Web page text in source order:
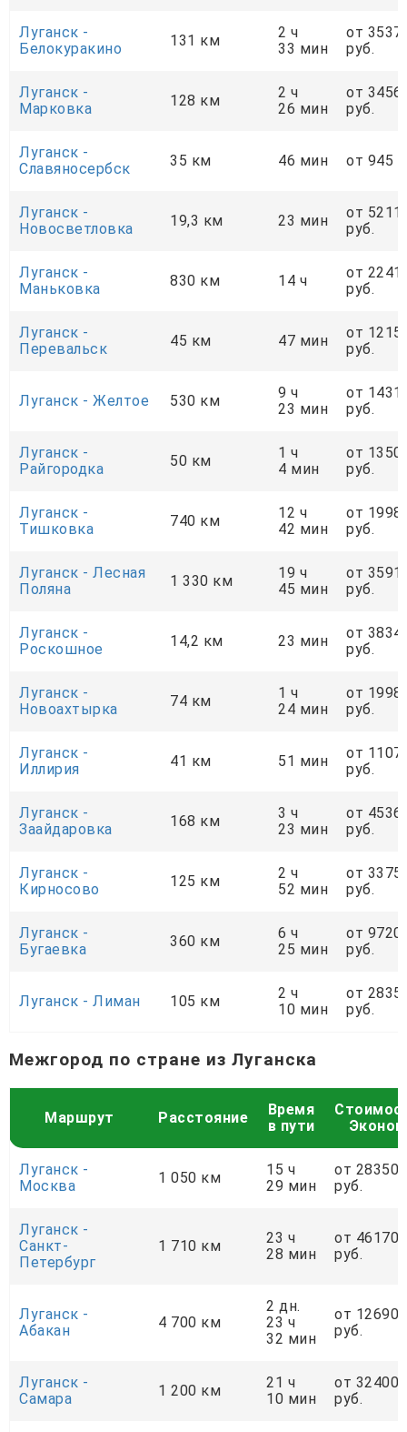
Луганск -
Белокуракино
131 км
2 ч
33 мин
от 3537
руб.
Луганск -
Марковка
128 км
2 ч
26 мин
от 3456
руб.
Луганск -
Славяносербск
35 км 46 мин от 945
Луганск -
Новосветловка
19,3 км 23 мин
от 5211
руб.
Луганск -
Маньковка
830 км 14 ч
от
руб.
Луганск -
Перевальск
45 км 47 мин
от 1215
руб.
Луганск - Желтое 530 км
9 ч
23 мин
от
руб.
Луганск -
Райгородка
50 км
1 ч
4 мин
от 1350
руб.
Луганск -
Тишковка
740 км
12 ч
42 мин
от
руб.
Луганск - Лесная
Поляна
1 330 км
19 ч
45 мин
от
руб.
Луганск -
Роскошное
14,2 км 23 мин
от 3834
руб.
Луганск -
Новоахтырка
74 км
1 ч
24 мин
от 1998
руб.
Луганск -
Иллирия
41 км 51 мин
от 1107
руб.
Луганск -
Заайдаровка
168 км
3 ч
23 мин
от 4536
руб.
Луганск -
Кирносово
125 км
2 ч
52 мин
от 3375
руб.
Луганск -
Бугаевка
360 км
6 ч
25 мин
от 9720
руб.
Луганск - Лиман 105 км
2 ч
10 мин
от 2835
руб.
Межгород по стране из Луганска
Маршрут Расстояние
Время
в пути
Эконом
Луганск -
Москва
1 050 км
15 ч
29 мин
от 28350
руб.
Луганск -
Санкт-
Петербург
1 710 км
23 ч
28 мин
от 46170
руб.
Луганск -
Абакан
4 700 км
2 дн.
23 ч
32 мин
от 126900
руб.
Луганск -
Самара
1 200 км
21 ч
10 мин
от 32400
руб.